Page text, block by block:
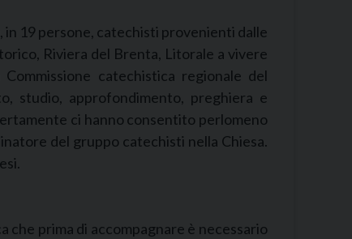
in 19 persone, catechisti provenienti dalle
Riviera del Brenta, Litorale a vivere
catechistica regionale del
studio, approfondimento, preghiera e
ci hanno consentito perlomeno
del gruppo catechisti nella Chiesa.
prima di accompagnare è necessario